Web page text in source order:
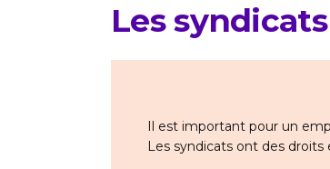
Les
Il est important pour un
Les syndicats ont des droits